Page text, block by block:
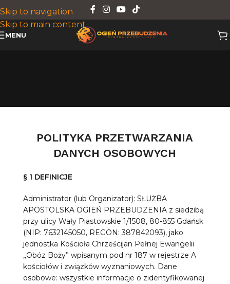
Skip to navigation
Skip to main content
MENU
POLITYKA PRZETWARZANIA
DANYCH OSOBOWYCH
§ 1 DEFINICJE
Administrator (lub Organizator): SŁUŻBA
APOSTOLSKA OGIEŃ PRZEBUDZENIA z siedzibą
przy ulicy Wały Piastowskie 1/1508, 80-855 Gdańsk
(NIP: 7632145050, REGON: 387842093), jako
jednostka Kościoła Chrześcijan Pełnej Ewangelii
„Obóz Boży” wpisanym pod nr 187 w rejestrze A
kościołów i związków wyznaniowych. Dane
osobowe: wszystkie informacje o zidentyfikowanej